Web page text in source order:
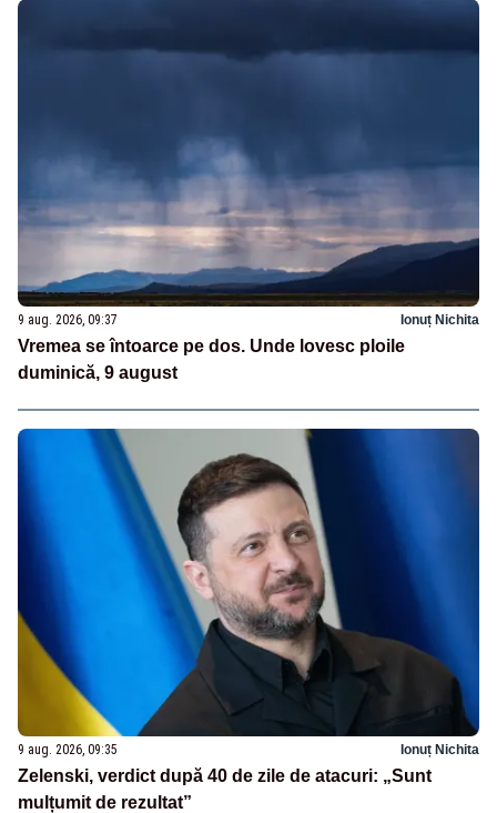
9 aug. 2026, 09:37 Ionuț Nichita
Vremea se întoarce pe dos. Unde lovesc ploile
duminică, 9 august
9 aug. 2026, 09:35 Ionuț Nichita
Zelenski, verdict după 40 de zile de atacuri: „Sunt
mulțumit de rezultat”